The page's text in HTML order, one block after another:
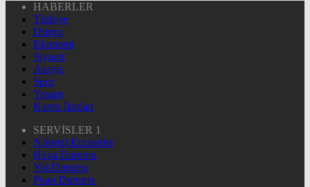
HABERLER
Türkiye
Dünya
Ekonomi
Siyaset
Asayiş
Spor
Yaşam
Kamu İlanları
SERVİSLER 1
Nöbetçi Eczaneler
Hava Durumu
Yol Durumu
Puan Durumu